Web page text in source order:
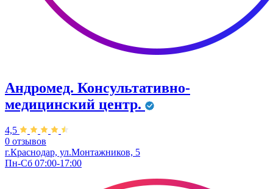
Андромед. Консультативно-
медицинский центр.
4,5
0 отзывов
г.Краснодар, ул.Монтажников, 5
Пн-Сб 07:00-17:00